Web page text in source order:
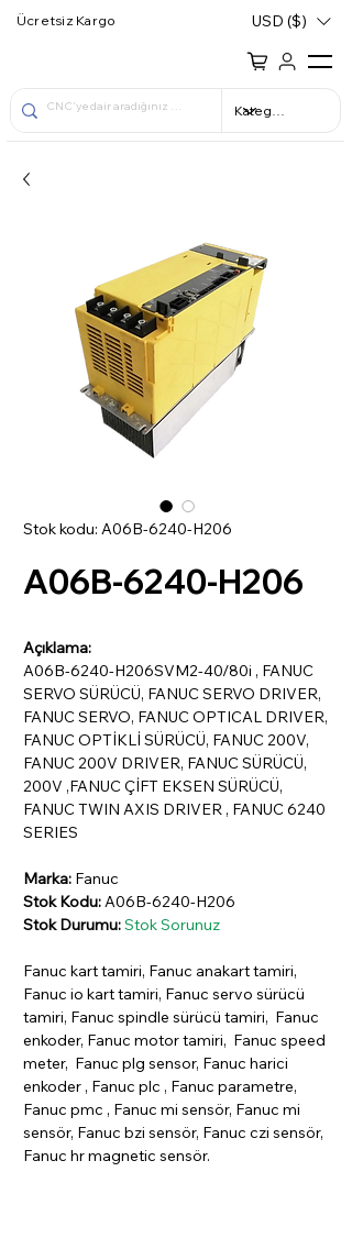
Ücretsiz Kargo USD ($)
Stok kodu: A06B-6240-H206
A06B-6240-H206
Açıklama:
A06B-6240-H206SVM2-40/80i , FANUC
SERVO SÜRÜCÜ, FANUC SERVO DRIVER,
FANUC SERVO, FANUC OPTICAL DRIVER,
FANUC OPTİKLİ SÜRÜCÜ, FANUC 200V,
FANUC 200V DRIVER, FANUC SÜRÜCÜ,
200V ,FANUC ÇİFT EKSEN SÜRÜCÜ,
FANUC TWIN AXIS DRIVER , FANUC 6240
SERIES
Marka: Fanuc
Stok Kodu:A06B-6240-H206
Stok Durumu:Stok Sorunuz
Fanuc kart tamiri, Fanuc anakart tamiri,
Fanuc io kart tamiri, Fanuc servo sürücü
tamiri, Fanuc spindle sürücü tamiri, Fanuc
enkoder, Fanuc motor tamiri, Fanuc speed
meter, Fanuc plg sensor, Fanuc harici
enkoder , Fanuc plc , Fanuc parametre,
Fanuc pmc , Fanuc mi sensör, Fanuc mi
sensör, Fanuc bzi sensör, Fanuc czi sensör,
Fanuc hr magnetic sensör.